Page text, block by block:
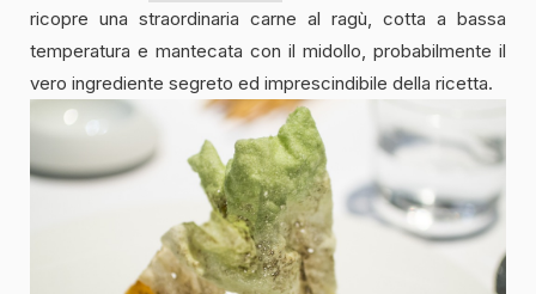
ricopre una straordinaria carne al ragù, cotta a bassa
temperatura e mantecata con il midollo, probabilmente il
vero ingrediente segreto ed imprescindibile della ricetta.